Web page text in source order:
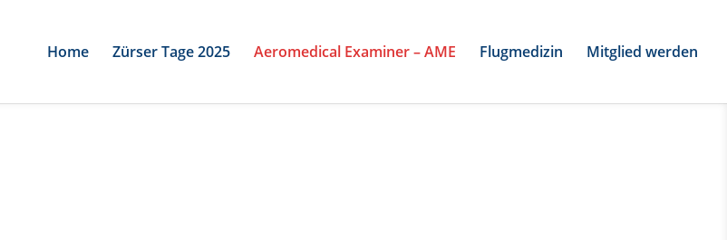
Home Zürser Tage 2025 Aeromedical Examiner – AME Flugmedizin Mitglied werden